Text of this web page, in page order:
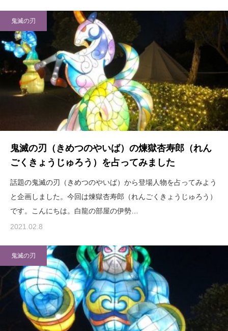
鬼滅の刃
鬼滅の刃（きめつのやいば）の煉獄杏寿郎（れん
ごくきょうじゅろう）を占ってみました
話題の鬼滅の刃（きめつのやいば）から登場人物を占ってみよう
と企画しました。今回は煉獄杏寿郎（れんごくきょうじゅろう）
です。こんにちは。白龍の部屋の伊勢…
2021.02.8
鬼滅の刃